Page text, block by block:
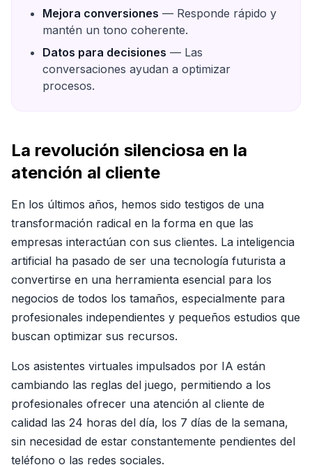
Mejora conversiones — Responde rápido y
mantén un tono coherente.
Datos para decisiones — Las
conversaciones ayudan a optimizar
procesos.
La revolución silenciosa en la
atención al cliente
En los últimos años, hemos sido testigos de una
transformación radical en la forma en que las
empresas interactúan con sus clientes. La inteligencia
artificial ha pasado de ser una tecnología futurista a
convertirse en una herramienta esencial para los
negocios de todos los tamaños, especialmente para
profesionales independientes y pequeños estudios que
buscan optimizar sus recursos.
Los asistentes virtuales impulsados por IA están
cambiando las reglas del juego, permitiendo a los
profesionales ofrecer una atención al cliente de
calidad las 24 horas del día, los 7 días de la semana,
sin necesidad de estar constantemente pendientes del
teléfono o las redes sociales.